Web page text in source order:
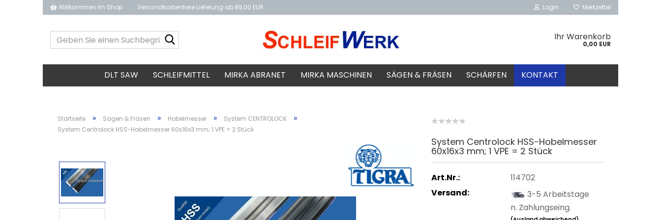
Willkommen im Shop Versandkostenfreie Lieferung ab 89,00 EUR Login Merkzettel
Sie
Suchbegriff
ein...
Ihr Warenkorb
0,00 EUR
DLT SAW SCHLEIFMITTEL MIRKA ABRANET MIRKA MASCHINEN SÄGEN & FRÄSEN SCHÄRFEN KONTAKT
Startseite » Sägen & Fräsen » Hobelmesser » System CENTROLOCK »
System Centrolock HSS-Hobelmesser 60x16x3 mm; 1 VPE = 2 Stück
System Centrolock HSS-Hobelmesser
60x16x3 mm; 1 VPE = 2 Stück
Art.Nr.:
114702
Versand:
3-5 Arbeitstage
n. Zahlungseing.